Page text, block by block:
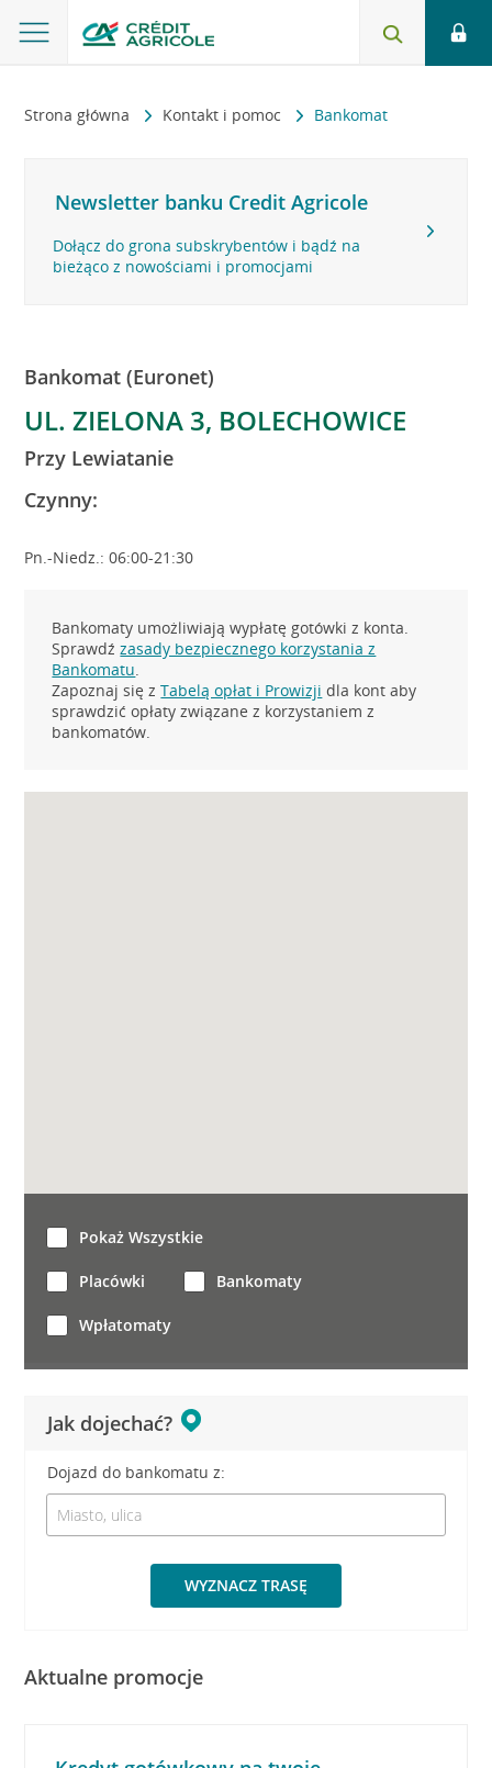
Strona główna Kontakt i pomoc Bankomat
Newsletter banku Credit Agricole
Dołącz do grona subskrybentów i bądź na
bieżąco z nowościami i promocjami
Bankomat (Euronet)
UL. ZIELONA 3, BOLECHOWICE
Przy Lewiatanie
Czynny:
Pn.-Niedz.: 06:00-21:30
Bankomaty umożliwiają wypłatę gotówki z konta.
Sprawdźzasady bezpiecznego korzystania z
Bankomatu.
Zapoznaj się zTabelą opłat i Prowizji dla kont aby
sprawdzić opłaty związane z korzystaniem z
bankomatów.
Jak dojechać?
Dojazd do bankomatu z:
WYZNACZ TRASĘ
Pokaż Wszystkie
Placówki Bankomaty
Wpłatomaty
Aktualne promocje